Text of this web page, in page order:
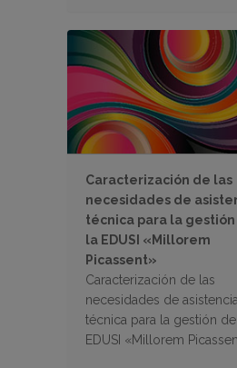
Caracterización de las
necesidades de
técnica para la
la EDUSI «Millorem
Picassent»
Caracterización de las
necesidades de asistencia
técnica para la gestión
EDUSI «Millorem